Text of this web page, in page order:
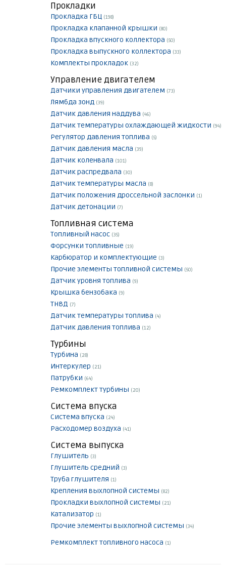
Прокладки
Прокладка ГБЦ (198)
Прокладка клапанной крышки (80)
Прокладка впускного коллектора (50)
Прокладка выпускного коллектора (33)
Комплекты прокладок (32)
Управление двигателем
Датчики управления двигателем (73)
Лямбда зонд (39)
Датчик давления наддува (46)
Датчик температуры охлаждающей жидкости (94)
Регулятор давления топлива (5)
Датчик давления масла (39)
Датчик коленвала (101)
Датчик распредвала (30)
Датчик температуры масла (8)
Датчик положения дроссельной заслонки (1)
Датчик детонации (7)
Топливная система
Топливный насос (35)
Форсунки топливные (19)
Карбюратор и комплектующие (3)
Прочие элементы топливной системы (50)
Датчик уровня топлива (9)
Крышка бензобака (9)
ТНВД (7)
Датчик температуры топлива (4)
Датчик давления топлива (12)
Турбины
Турбина (28)
Интеркулер (21)
Патрубки (64)
Ремкомплект турбины (20)
Система впуска
Система впуска (24)
Расходомер воздуха (41)
Система выпуска
Глушитель (3)
Глушитель средний (3)
Труба глушителя (1)
Крепления выхлопной системы (82)
Прокладки выхлопной системы (21)
Катализатор (1)
Прочие элементы выхлопной системы (34)
Ремкомплект топливного насоса (1)